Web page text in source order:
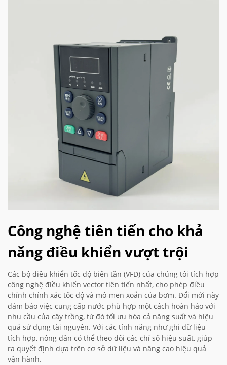
Công nghệ tiên tiến cho khả
năng điều khiển vượt trội
Các bộ điều khiển tốc độ biến tần (VFD) của chúng tôi tích hợp
công nghệ điều khiển vector tiên tiến nhất, cho phép điều
chỉnh chính xác tốc độ và mô-men xoắn của bơm. Đổi mới này
đảm bảo việc cung cấp nước phù hợp một cách hoàn hảo với
nhu cầu của cây trồng, từ đó tối ưu hóa cả năng suất và hiệu
quả sử dụng tài nguyên. Với các tính năng như ghi dữ liệu
tích hợp, nông dân có thể theo dõi các chỉ số hiệu suất, giúp
ra quyết định dựa trên cơ sở dữ liệu và nâng cao hiệu quả
vận hành.